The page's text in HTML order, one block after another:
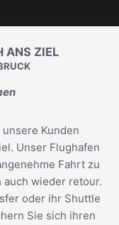
ANS ZIEL
Kunden
Unser Flughafen
Fahrt zu
wieder retour.
oder ihr Shuttle
Sie sich ihren